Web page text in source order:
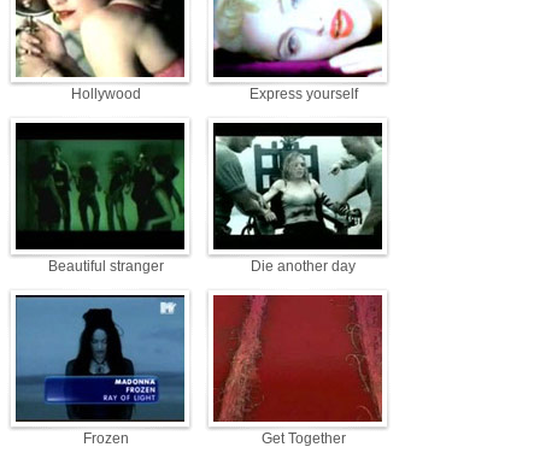
Hollywood Express yourself
Beautiful stranger Die another day
Frozen Get Together